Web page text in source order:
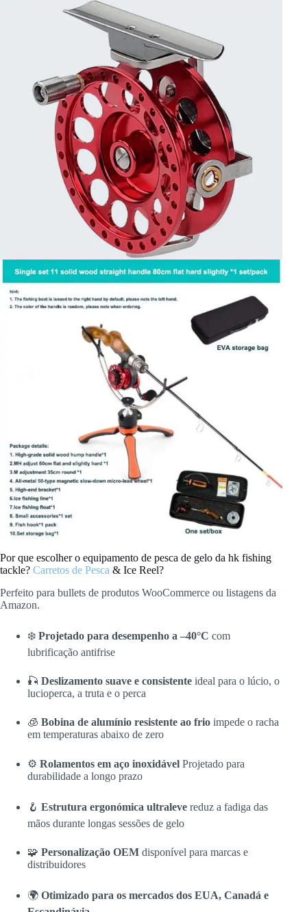
Por que escolher o equipamento de pesca de gelo da hk fishing
tackle? Carretos de Pesca & Ice Reel?
Perfeito para bullets de produtos WooCommerce ou listagens da
Amazon.
❄️ Projetado para desempenho a –40°C com
lubrificação antifrise
🎣 Deslizamento suave e consistente ideal para o lúcio, o
lucioperca, a truta e o perca
🧊 Bobina de alumínio resistente ao frio impede o racha
em temperaturas abaixo de zero
⚙️ Rolamentos em aço inoxidável Projetado para
durabilidade a longo prazo
🪝 Estrutura ergonómica ultraleve reduz a fadiga das
mãos durante longas sessões de gelo
🧩 Personalização OEM disponível para marcas e
distribuidores
🌍 Otimizado para os mercados dos EUA, Canadá e